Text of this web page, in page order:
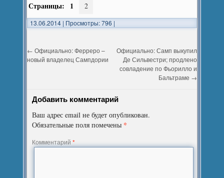
Страницы: 1 2
13.06.2014 | Просмотры: 796 |
← Официально: Ферреро –
новый владелец Сампдории
Официально: Самп выкупил
Де Сильвестри; продлено
совладение по Фьорилло и
Бальтраме →
Добавить комментарий
Ваш адрес email не будет опубликован.
Обязательные поля помечены *
Комментарий*